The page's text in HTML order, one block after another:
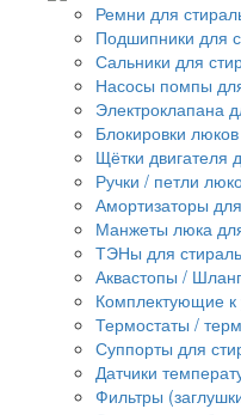
Ремни для
Подшипники для
Сальники для
Насосы помпы
Электроклапана
Блокировки
Щётки двигателя
Ручки / петли
Амортизаторы
Манжеты люка
ТЭНы для
Аквастопы /
Комплектующие к
Термостаты /
Суппорты для
Датчики
Фильтры